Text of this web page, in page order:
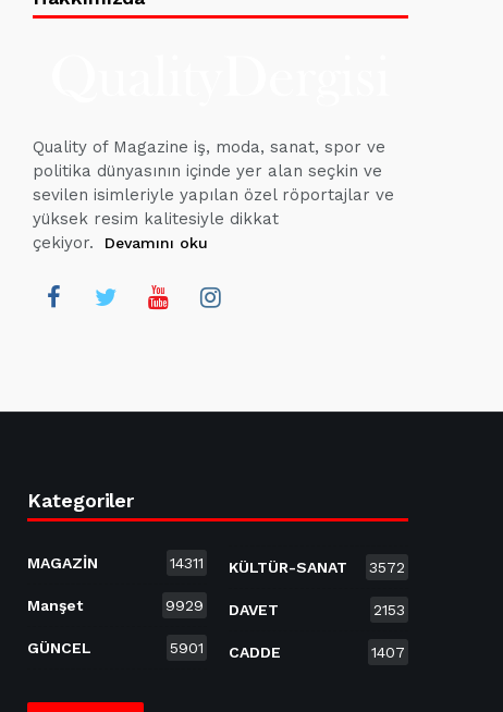
Quality of Magazine iş, moda, sanat, spor ve
politika dünyasının içinde yer alan seçkin ve
sevilen isimleriyle yapılan özel röportajlar ve
yüksek resim kalitesiyle dikkat
çekiyor.
Devamını oku
Kategoriler
MAGAZİN 14311
Manşet 9929
GÜNCEL 5901
KÜLTÜR-SANAT 3572
DAVET 2153
CADDE 1407